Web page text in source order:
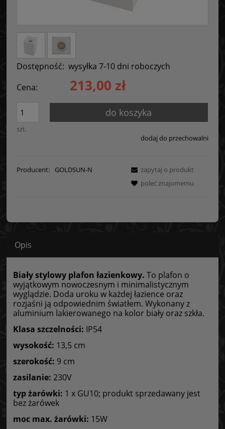
Dostępność: wysyłka 7-10 dni roboczych
Cena:
213,00 zł
szt.
do koszyka
dodaj do przechowalni
Producent: GOLDSUN-N
zapytaj o produkt
poleć znajomemu
Opis
Biały stylowy plafon łazienkowy. To plafon o
wyjątkowym nowoczesnym i minimalistycznym
wyglądzie. Doda uroku w każdej łazience oraz
rozjaśni ją odpowiednim światłem. Wykonany z
aluminium lakierowanego na kolor biały oraz szkła.
Klasa szczelności: IP54
wysokość: 13,5 cm
szerokość: 9 cm
zasilanie: 230V
typ żarówki: 1 x GU10; produkt sprzedawany jest
bez żarówek
moc max. żarówki: 15W